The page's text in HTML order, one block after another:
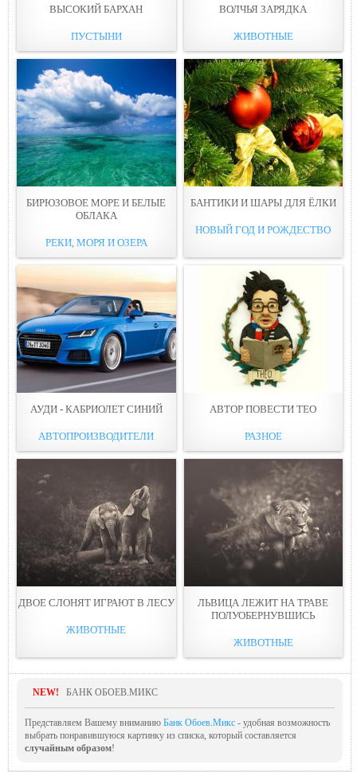
ВЫСОКИЙ БАРХАН
ПУСТЫНИ
ВОЛЧЬЯ ЗАРЯДКА
ЖИВОТНЫЕ
БИРЮЗОВОЕ МОРЕ И БЕЛЫЕ
ОБЛАКА
РЕКИ, МОРЯ И ОЗЕРА
БАНТИКИ И ШАРЫ ДЛЯ ЁЛКИ
НОВЫЙ ГОД И РОЖДЕСТВО
АУДИ - КАБРИОЛЕТ СИНИЙ
АВТОПРОИЗВОДИТЕЛИ
АВТОР ПОВЕСТИ ТЕО
РАЗНОЕ
ДВОЕ СЛОНЯТ ИГРАЮТ В ЛЕСУ
ЖИВОТНЫЕ
ЛЬВИЦА ЛЕЖИТ НА ТРАВЕ
ПОЛУОБЕРНУВШИСЬ
ЖИВОТНЫЕ
NEW! БАНК ОБОЕВ.МИКС
Представляем Вашему вниманию Банк Обоев.Микс - удобная возможность
выбрать понравившуюся картинку из списка, который составляется
случайным образом!